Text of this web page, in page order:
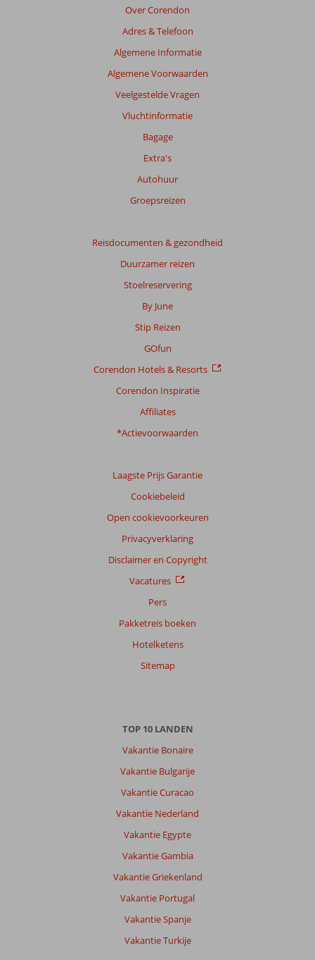
Over Corendon
Adres & Telefoon
Algemene Informatie
Algemene Voorwaarden
Veelgestelde Vragen
Vluchtinformatie
Bagage
Extra's
Autohuur
Groepsreizen
Reisdocumenten & gezondheid
Duurzamer reizen
Stoelreservering
By June
Stip Reizen
GOfun
Corendon Hotels & Resorts
Corendon Inspiratie
Affiliates
*Actievoorwaarden
Laagste Prijs Garantie
Cookiebeleid
Open cookievoorkeuren
Privacyverklaring
Disclaimer en Copyright
Vacatures
Pers
Pakketreis boeken
Hotelketens
Sitemap
TOP 10 LANDEN
Vakantie Bonaire
Vakantie Bulgarije
Vakantie Curacao
Vakantie Nederland
Vakantie Egypte
Vakantie Gambia
Vakantie Griekenland
Vakantie Portugal
Vakantie Spanje
Vakantie Turkije